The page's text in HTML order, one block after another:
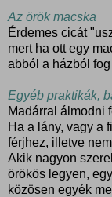
Az örök macska
Érdemes cicát
mert ha ott egy
abból a házból
Egyéb praktikák,
Madárral álmodni
Ha a lány, vagy a
férjhez, illetve
Akik nagyon
örökös legyen,
közösen egyék